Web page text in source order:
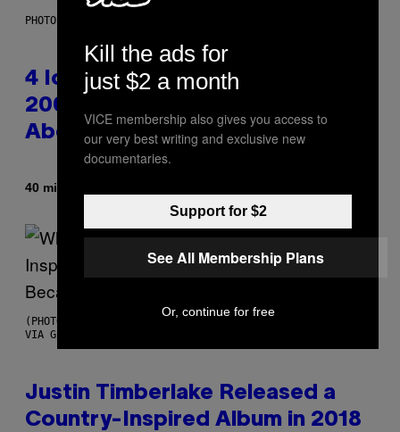
PHOTO: PETER KRAMER / GETTY IMAGES
4 Iconic MTV Shows From the
2000s You Definitely Forgot
About
40 minutes ago
(PHOTO BY CHRISTOPHER POLK/NBCU PHOTO BANK/NBCUNIVERSAL
VIA GETTY IMAGES)
Justin Timberlake Released a
Country-Inspired Album in 2018
Kill the ads for
just $2 a month
VICE membership also gives you access to
our very best writing and exclusive new
documentaries.
Support for $2
See All Membership Plans
Or, continue for free